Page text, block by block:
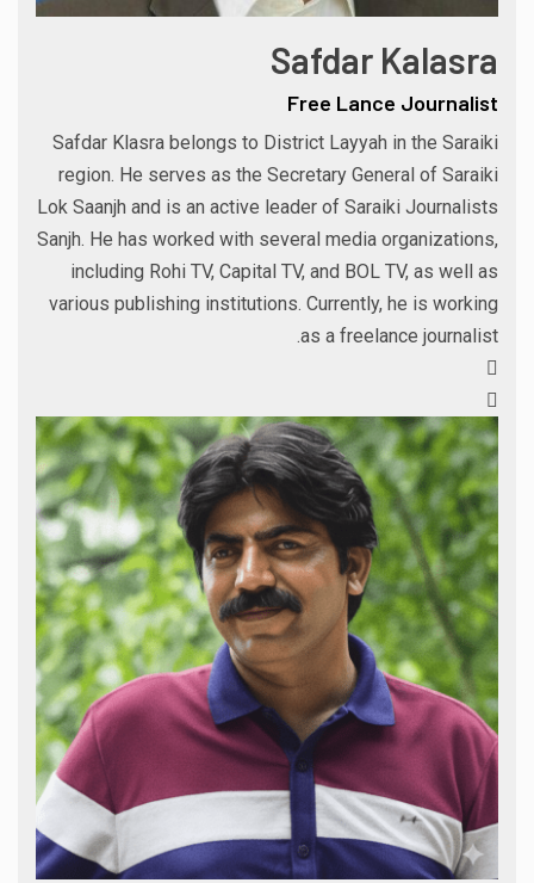
Safdar Kalasra
Free Lance Journalist
Safdar Klasra belongs to District Layyah in the Saraiki
region. He serves as the Secretary General of Saraiki
Lok Saanjh and is an active leader of Saraiki Journalists
Sanjh. He has worked with several media organizations,
including Rohi TV, Capital TV, and BOL TV, as well as
various publishing institutions. Currently, he is working
as a freelance journalist.